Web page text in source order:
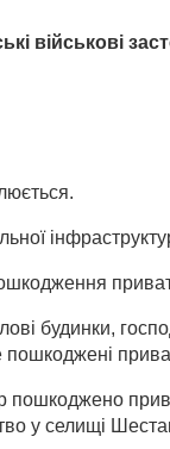
військові
будинки,
пошкоджені
пошкоджено
у селищі